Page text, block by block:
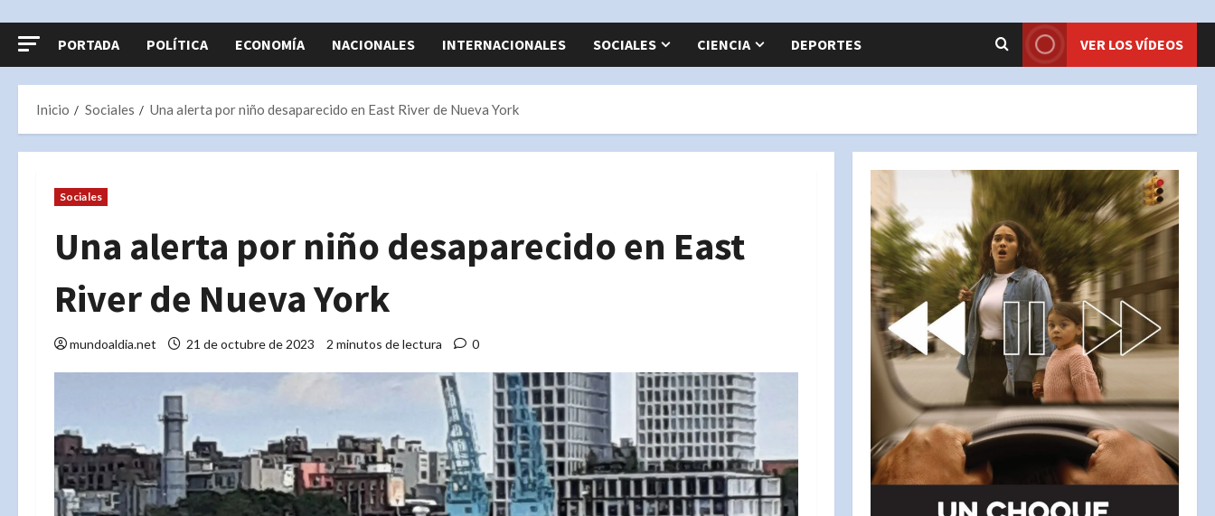
PORTADA POLÍTICA ECONOMÍA NACIONALES INTERNACIONALES SOCIALES CIENCIA DEPORTES VER LOS VÍDEOS
Inicio Sociales Una alerta por niño desaparecido en East River de Nueva York
Sociales
Una alerta por niño desaparecido en East
River de Nueva York
mundoaldia.net 21 de octubre de 2023 2 minutos de lectura 0